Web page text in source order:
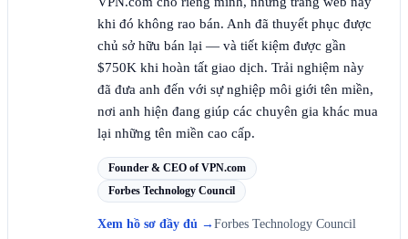
khi đó không rao bán. Anh đã thuyết phục được
chủ sở hữu bán lại — và tiết kiệm được gần
$750K khi hoàn tất giao dịch. Trải nghiệm này
đã đưa anh đến với sự nghiệp môi giới tên miền,
nơi anh hiện đang giúp các chuyên gia khác mua
lại những tên miền cao cấp.
Founder & CEO of VPN.com
Forbes Technology Council
Xem hồ sơ đầy đủ → Forbes Technology Council